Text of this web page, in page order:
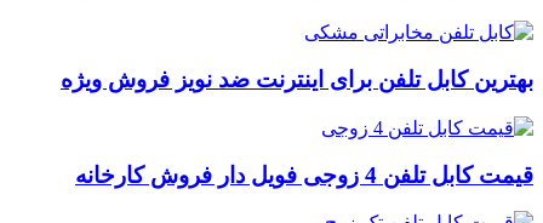
بهترین کابل تلفن برای اینترنت ضد نویز فروش ویژه
قیمت کابل تلفن 4 زوجی فویل دار فروش کارخانه